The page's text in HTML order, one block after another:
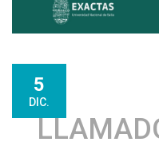
5
DIC.